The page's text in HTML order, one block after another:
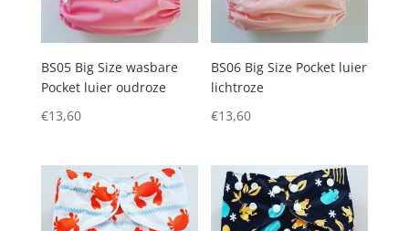
BS05 Big Size wasbare
Pocket luier oudroze
€13,60
BS06 Big Size Pocket luier
lichtroze
€13,60